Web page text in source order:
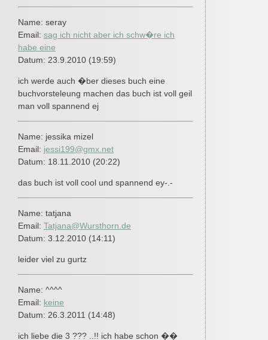
Name: seray
Email: sag ich nicht aber ich schw�re ich
habe eine
Datum: 23.9.2010 (19:59)
ich werde auch �ber dieses buch eine
buchvorsteleung machen das buch ist voll geil
man voll spannend ej
Name: jessika mizel
Email: jessi199@gmx.net
Datum: 18.11.2010 (20:22)
das buch ist voll cool und spannend ey-.-
Name: tatjana
Email: Tatjana@Wursthorn.de
Datum: 3.12.2010 (14:11)
leider viel zu gurtz
Name: ^^^^
Email: keine
Datum: 26.3.2011 (14:48)
ich liebe die 3 ??? ..!! ich habe schon ��